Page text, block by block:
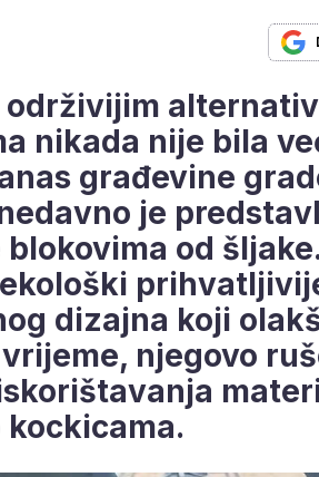
održivijim
nikada nije bila
građevine
je
od
dizajna koji
njegovo
kockicama.